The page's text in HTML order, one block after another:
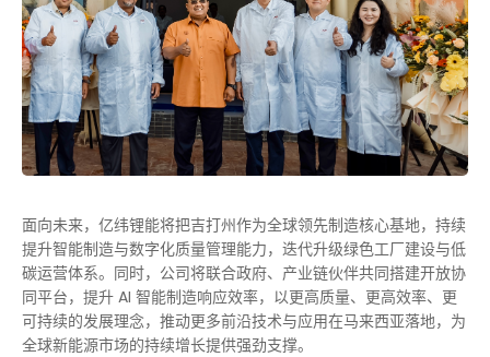
面向未来，亿纬锂能将把吉打州作为全球领先制造核心基地，持续
提升智能制造与数字化质量管理能力，迭代升级绿色工厂建设与低
碳运营体系。同时，公司将联合政府、产业链伙伴共同搭建开放协
同平台，提升 AI 智能制造响应效率，以更高质量、更高效率、更
可持续的发展理念，推动更多前沿技术与应用在马来西亚落地，为
全球新能源市场的持续增长提供强劲支撑。